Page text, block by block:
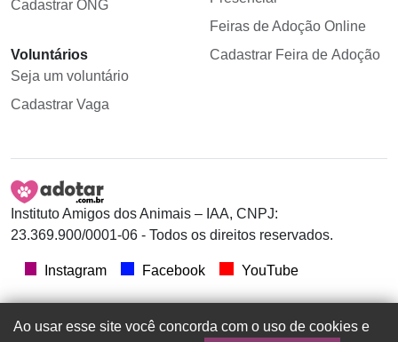
Cadastrar ONG
Voluntários
Seja um voluntário
Cadastrar Vaga
Feiras de Adoção Online
Cadastrar Feira de Adoção
Instituto Amigos dos Animais – IAA, CNPJ:
23.369.900/0001-06 - Todos os direitos reservados.
Instagram Facebook YouTube
Ao usar esse site você concorda com o uso de cookies e